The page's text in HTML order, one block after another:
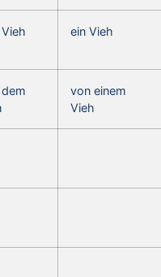
ein Vieh
von einem
Vieh